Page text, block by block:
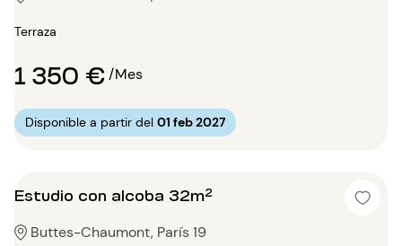
Terraza
1 350 €/Mes
Disponible a partir del 01 feb 2027
Estudio con alcoba 32m²
Buttes-Chaumont, París 19